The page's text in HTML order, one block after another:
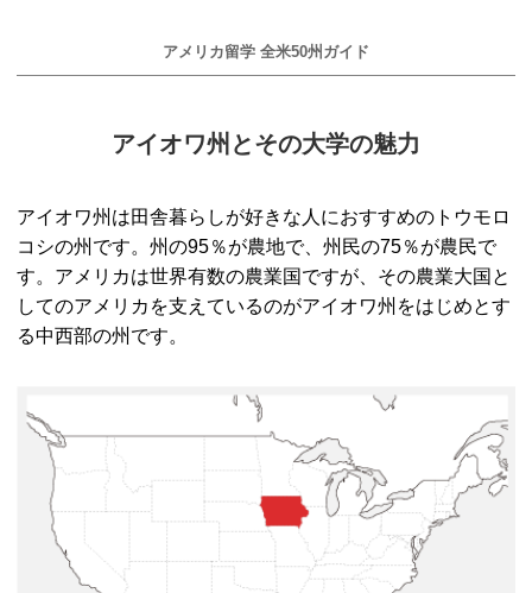
アメリカ留学 全米50州ガイド
アイオワ州とその大学の魅力
アイオワ州は田舎暮らしが好きな人におすすめのトウモロ
コシの州です。州の95％が農地で、州民の75％が農民で
す。アメリカは世界有数の農業国ですが、その農業大国と
してのアメリカを支えているのがアイオワ州をはじめとす
る中西部の州です。